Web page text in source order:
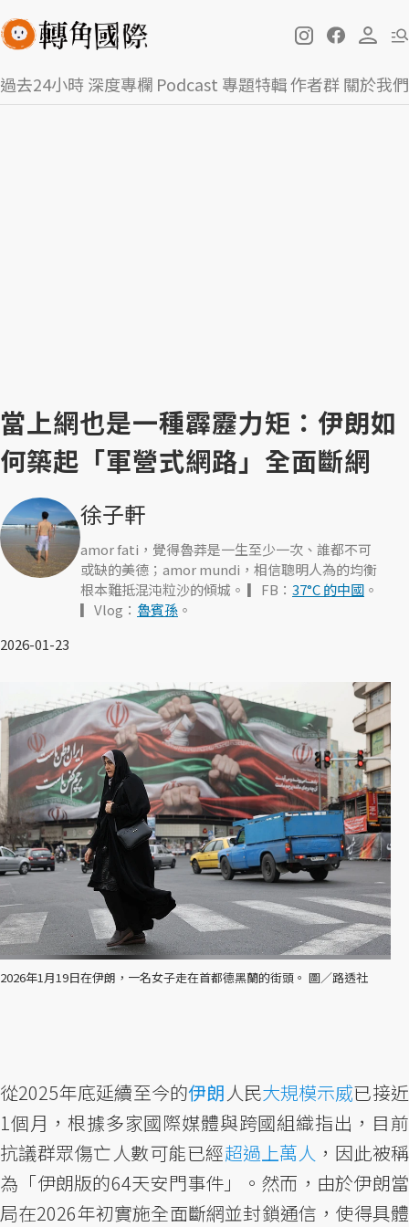
過去24小時深度專欄 Podcast 專題特輯作者群關於我們
當上網也是一種霹靂力矩：伊朗如
何築起「軍營式網路」全面斷網
徐子軒
amor fati，覺得魯莽是一生至少一次、誰都不可
或缺的美德；amor mundi，相信聰明人為的均衡
根本難抵混沌粒沙的傾城。 ▎FB： 37°C 的中國 。
▎Vlog： 魯賓孫 。
2026-01-23
2026年1月19日在伊朗，一名女子走在首都德黑蘭的街頭。 圖／路透社
從2025年底延續至今的伊朗 人民大規模示威已接近
1個月，根據多家國際媒體與跨國組織指出，目前
抗議群眾傷亡人數可能已經超過上萬人 ，因此被稱
為「伊朗版的64天安門事件」。然而，由於伊朗當
局在2026年初實施全面斷網並封鎖通信，使得具體